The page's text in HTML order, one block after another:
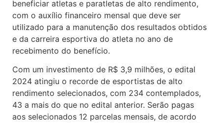
beneficiar atletas e paratletas de alto rendimento,
com o auxílio financeiro mensal que deve ser
utilizado para a manutenção dos resultados obtidos
e da carreira esportiva do atleta no ano de
recebimento do benefício.
Com um investimento de R$ 3,9 milhões, o edital
2024 atingiu o recorde de esportistas de alto
rendimento selecionados, com 234 contemplados,
43 a mais do que no edital anterior. Serão pagas
aos selecionados 12 parcelas mensais, de acordo